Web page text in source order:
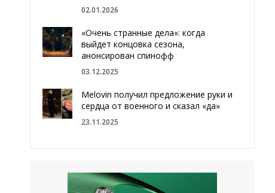
02.01.2026
«Очень странные дела»: когда
выйдет концовка сезона,
анонсирован спинофф
03.12.2025
Melovin получил предложение руки и
сердца от военного и сказал «да»
23.11.2025
23.09.2025